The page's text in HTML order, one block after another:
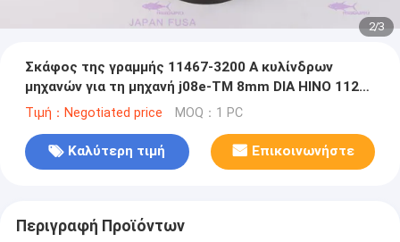
2/3
Σκάφος της γραμμής 11467-3200 Α κυλίνδρων
μηχανών για τη μηχανή j08e-TM 8mm DIA HINO 112
χιλ.
Τιμή：Negotiated price MOQ：1 PC
Καλύτερη τιμή Επικοινωνήστε
Περιγραφή Προϊόντων